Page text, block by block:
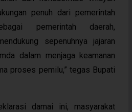
penuh dari pemerintah
pemerintah daerah,
sepenuhnya jajaran
dalam menjaga keamanan
proses pemilu,” tegas Bupati
damai ini, masyarakat